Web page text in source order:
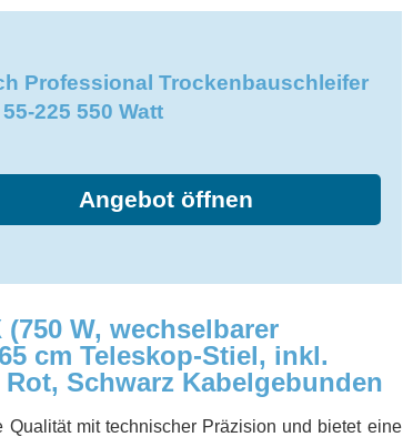
Sie schnell und präzise und erreichen Sie ein
Professional Trockenbauschleifer
225 550 Watt
Angebot öffnen
W, wechselbarer
cm Teleskop-Stiel, inkl.
Schwarz Kabelgebunden
mit technischer Präzision und bietet eine